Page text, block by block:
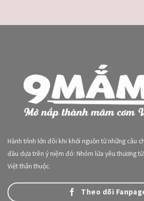
Hành trình lớn đôi khi khởi nguồn từ những câu
đầu dựa trên ý niệm đó: Nhóm lửa yêu thương
Việt thân thuộc.
Theo dõi